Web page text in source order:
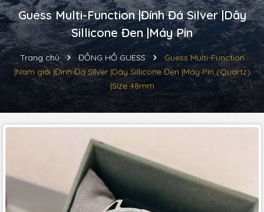
Guess Multi-Function |Đính Đá Silver |Dây
Sillicone Đen |Máy Pin
Trang chủ ĐỒNG HỒ GUESS
Guess Multi-Function
|Nam giới |Đính Đá Silver |Dây Sillicone Đen |Máy Pin (Quartz)
|Size 48mm